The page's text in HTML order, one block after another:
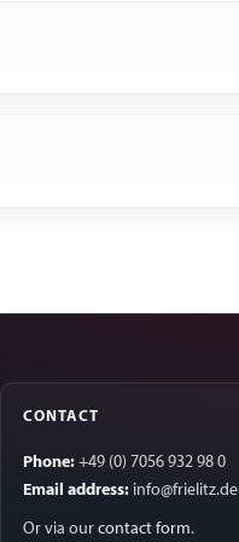
CONTACT
Phone: +49 (0) 7056 932 98 0
Email address: info@frielitz.de
Or via our contact form.